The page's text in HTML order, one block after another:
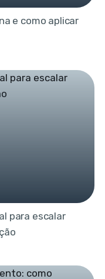
e como aplicar
para escalar